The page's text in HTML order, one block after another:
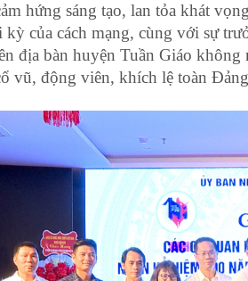
hứng sáng tạo, lan tỏa khát
của cách mạng, cùng với sự
địa bàn huyện Tuần Giáo
vũ, động viên, khích lệ toàn